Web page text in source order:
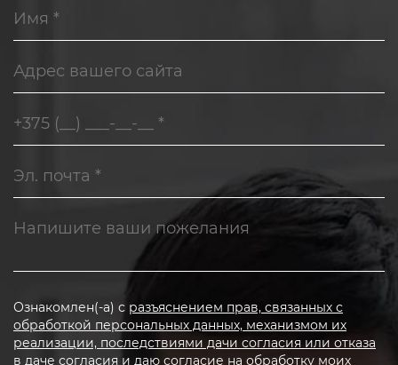
Ознакомлен(-а) с разъяснением прав, связанных с
обработкой персональных данных, механизмом их
реализации, последствиями дачи согласия или отказа
в даче согласия и даю согласие на обработку моих